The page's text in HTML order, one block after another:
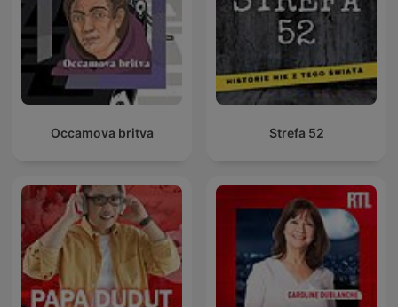
Occamova britva Strefa 52